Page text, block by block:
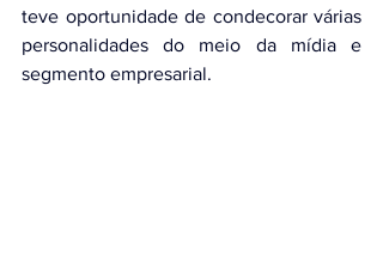
teve oportunidade de condecorar várias
personalidades do meio da mídia e
segmento empresarial.